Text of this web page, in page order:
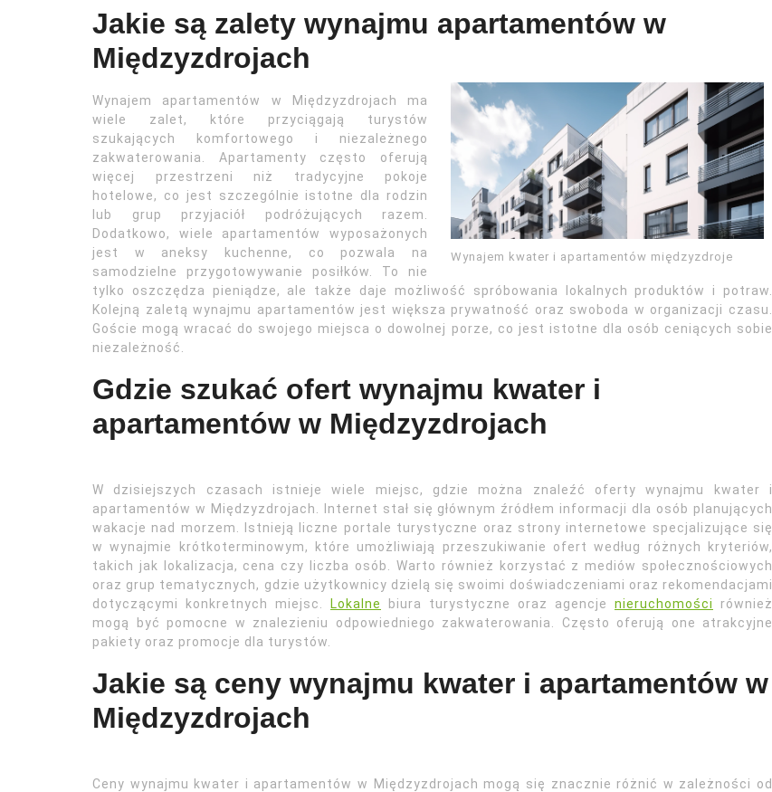
Jakie są zalety wynajmu apartamentów w
Międzyzdrojach
Wynajem kwater i apartamentów międzyzdroje
Wynajem apartamentów w Międzyzdrojach ma
wiele zalet, które przyciągają turystów
szukających komfortowego i niezależnego
zakwaterowania. Apartamenty często oferują
więcej przestrzeni niż tradycyjne pokoje
hotelowe, co jest szczególnie istotne dla rodzin
lub grup przyjaciół podróżujących razem.
Dodatkowo, wiele apartamentów wyposażonych
jest w aneksy kuchenne, co pozwala na
samodzielne przygotowywanie posiłków. To nie
tylko oszczędza pieniądze, ale także daje możliwość spróbowania lokalnych produktów i potraw.
Kolejną zaletą wynajmu apartamentów jest większa prywatność oraz swoboda w organizacji czasu.
Goście mogą wracać do swojego miejsca o dowolnej porze, co jest istotne dla osób ceniących sobie
niezależność.
Gdzie szukać ofert wynajmu kwater i
apartamentów w Międzyzdrojach
W dzisiejszych czasach istnieje wiele miejsc, gdzie można znaleźć oferty wynajmu kwater i
apartamentów w Międzyzdrojach. Internet stał się głównym źródłem informacji dla osób planujących
wakacje nad morzem. Istnieją liczne portale turystyczne oraz strony internetowe specjalizujące się
w wynajmie krótkoterminowym, które umożliwiają przeszukiwanie ofert według różnych kryteriów,
takich jak lokalizacja, cena czy liczba osób. Warto również korzystać z mediów społecznościowych
oraz grup tematycznych, gdzie użytkownicy dzielą się swoimi doświadczeniami oraz rekomendacjami
dotyczącymi konkretnych miejsc.
Lokalne biura turystyczne oraz agencje nieruchomości
również
mogą być pomocne w znalezieniu odpowiedniego zakwaterowania. Często oferują one atrakcyjne
pakiety oraz promocje dla turystów.
Jakie są ceny wynajmu kwater i apartamentów w
Międzyzdrojach
Ceny wynajmu kwater i apartamentów w Międzyzdrojach mogą się znacznie różnić w zależności od